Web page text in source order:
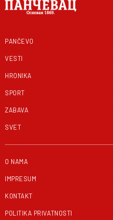
PANČEVO
VESTI
HRONIKA
SPORT
ZABAVA
SVET
O NAMA
IMPRESUM
KONTAKT
POLITIKA PRIVATNOSTI